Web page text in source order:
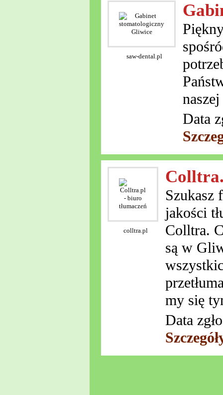
saw-dental.pl
Data
colltra.pl
Szukasz
jakości
Colltra.
są w
my się
Data